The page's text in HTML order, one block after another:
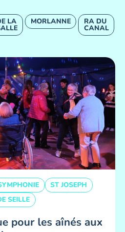
LA MORLANNE RA DU
CANAL
ST JOSEPH
SEILLE
pour les aînés aux